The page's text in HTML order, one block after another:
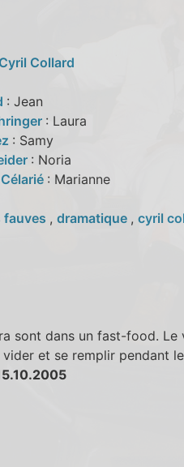
Cyril Collard
: Jean
: Laura
: Samy
: Noria
: Marianne
fauves , dramatique , cyril
sont dans un fast-food.
vider et se remplir pendant